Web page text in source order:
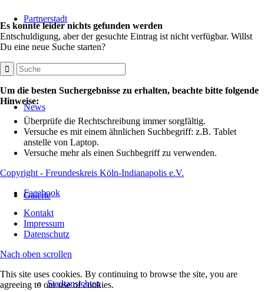
Partnerstadt
News
Galerie
Stadtansichten
Es konnte leider nichts gefunden werden
Entschuldigung, aber der gesuchte Eintrag ist nicht verfügbar. Willst
Du eine neue Suche starten?
Um die besten Suchergebnisse zu erhalten, beachte bitte folgende
Hinweise:
Überprüfe die Rechtschreibung immer sorgfältig.
Versuche es mit einem ähnlichen Suchbegriff: z.B. Tablet
anstelle von Laptop.
Versuche mehr als einen Suchbegriff zu verwenden.
Copyright - Freundeskreis Köln-Indianapolis e.V.
Facebook
Kontakt
Impressum
Datenschutz
Nach oben scrollen
This site uses cookies. By continuing to browse the site, you are
agreeing to our use of cookies.